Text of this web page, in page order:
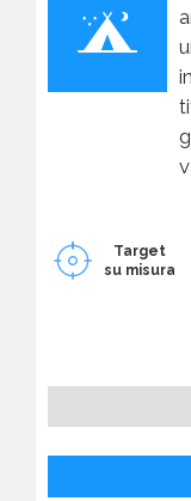
Target
su misura